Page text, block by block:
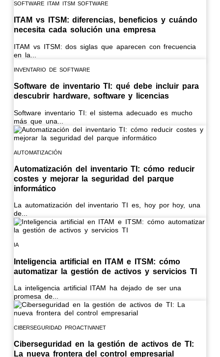
SOFTWARE ITAM ITSM SOFTWARE
ITAM vs ITSM: diferencias, beneficios y cuándo
necesita cada solución una empresa
ITAM vs ITSM: dos siglas que aparecen con frecuencia
en la...
INVENTARIO DE SOFTWARE
Software de inventario TI: qué debe incluir para
descubrir hardware, software y licencias
Software inventario TI: el sistema adecuado es mucho
más que una...
AUTOMATIZACIÓN
Automatización del inventario TI: cómo reducir
costes y mejorar la seguridad del parque
informático
La automatización del inventario TI es, hoy por hoy, una
de...
IA
Inteligencia artificial en ITAM e ITSM: cómo
automatizar la gestión de activos y servicios TI
La inteligencia artificial ITAM ha dejado de ser una
promesa de...
CIBERSEGURIDAD PROACTIVANET
Ciberseguridad en la gestión de activos de TI:
La nueva frontera del control empresarial